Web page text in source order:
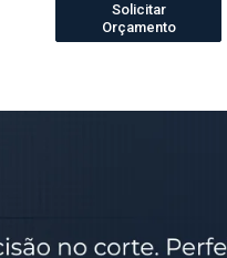
Solicitar
Orçamento